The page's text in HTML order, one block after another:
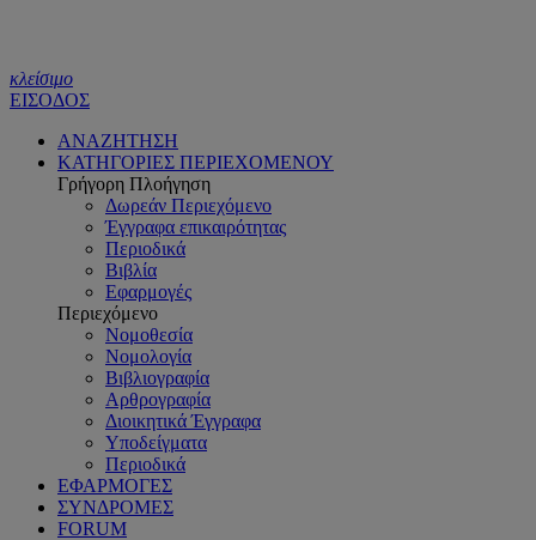
κλείσιμο
ΕΙΣΟΔΟΣ
ΑΝΑΖΗΤΗΣΗ
ΚΑΤΗΓΟΡΙΕΣ ΠΕΡΙΕΧΟΜΕΝΟΥ
Γρήγορη Πλοήγηση
Δωρεάν Περιεχόμενο
Έγγραφα επικαιρότητας
Περιοδικά
Βιβλία
Εφαρμογές
Περιεχόμενο
Νομοθεσία
Νομολογία
Βιβλιογραφία
Αρθρογραφία
Διοικητικά Έγγραφα
Υποδείγματα
Περιοδικά
ΕΦΑΡΜΟΓΕΣ
ΣΥΝΔΡΟΜΕΣ
FORUM